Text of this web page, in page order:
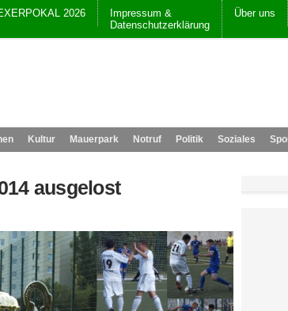
2026
Impressum &
Datenschutzerklärung
Über uns
Kultur Mauerpark Notruf Politik Soziales
ausgelost